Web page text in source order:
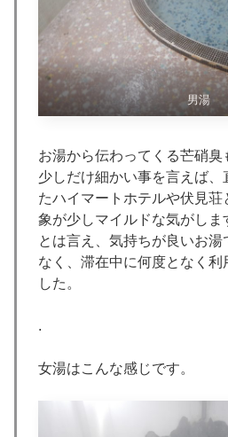
男湯
お湯から伝わってくる芒硝臭
少しだけ細かい事を言えば、
たハイマートホテルや伏見荘
象が少しマイルドな気がしま
とは言え、気持ちが良いお湯
なく、滞在中に何度となく利
した。
.
女湯はこんな感じです。